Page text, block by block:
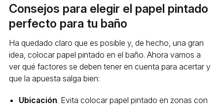
Consejos para elegir el papel pintado
perfecto para tu baño
Ha quedado claro que es posible y, de hecho, una gran
idea, colocar papel pintado en el baño. Ahora vamos a
ver qué factores se deben tener en cuenta para acertar y
que la apuesta salga bien:
Ubicación. Evita colocar papel pintado en zonas con